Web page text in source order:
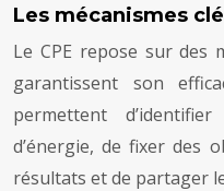
Les mécanismes
Le CPE repose sur des
garantissent son
permettent
d’énergie, de fixer des
résultats et de partager